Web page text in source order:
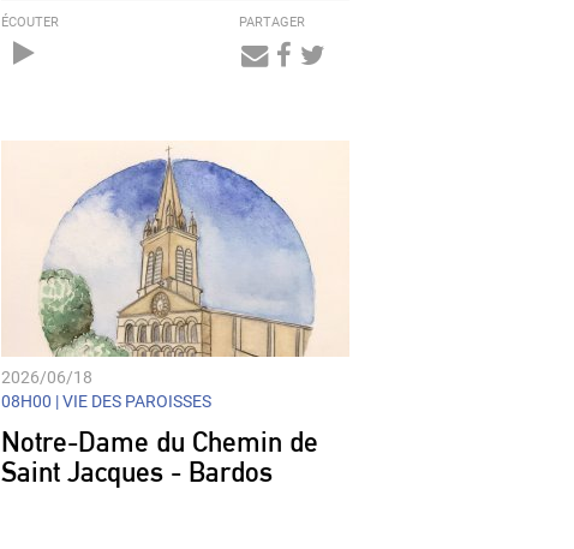
ÉCOUTER PARTAGER
2026/06/18
08H00 |VIE DES PAROISSES
Notre-Dame du Chemin de
Saint Jacques - Bardos